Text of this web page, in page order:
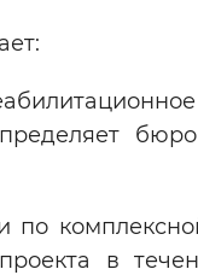
по
в